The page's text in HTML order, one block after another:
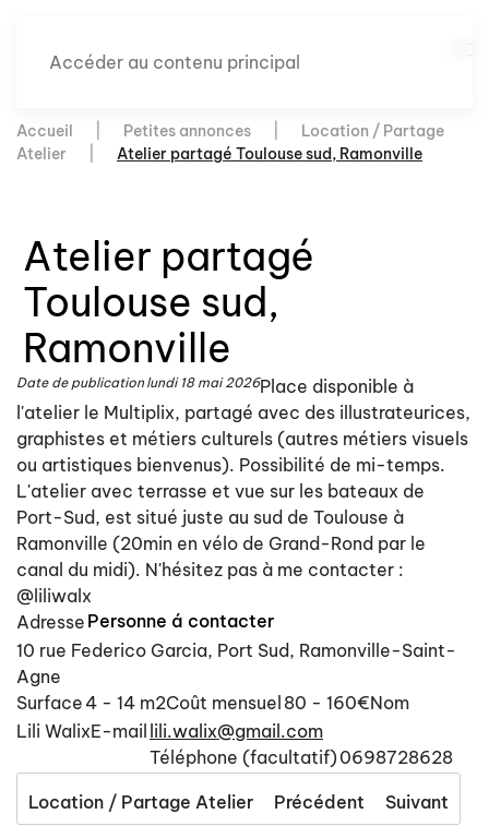
Accéder au contenu principal
Accueil Petites annonces
Location / Partage
Atelier
Atelier partagé Toulouse sud, Ramonville
Atelier partagé
Toulouse sud,
Ramonville
Date de publication lundi 18 mai 2026Place disponible à
l'atelier le Multiplix, partagé avec des illustrateurices,
graphistes et métiers culturels (autres métiers visuels
ou artistiques bienvenus). Possibilité de mi-temps.
L'atelier avec terrasse et vue sur les bateaux de
Port-Sud, est situé juste au sud de Toulouse à
Ramonville (20min en vélo de Grand-Rond par le
canal du midi). N'hésitez pas à me contacter :
@liliwalx
Adresse
10 rue Federico Garcia, Port Sud, Ramonville-Saint-
Agne
Surface4 - 14 m2Coût mensuel 80 - 160€
Personne á contacter
Nom
Lili WalixE-mail lili.walix@gmail.com
Téléphone (facultatif)0698728628
Location / Partage Atelier Précédent Suivant